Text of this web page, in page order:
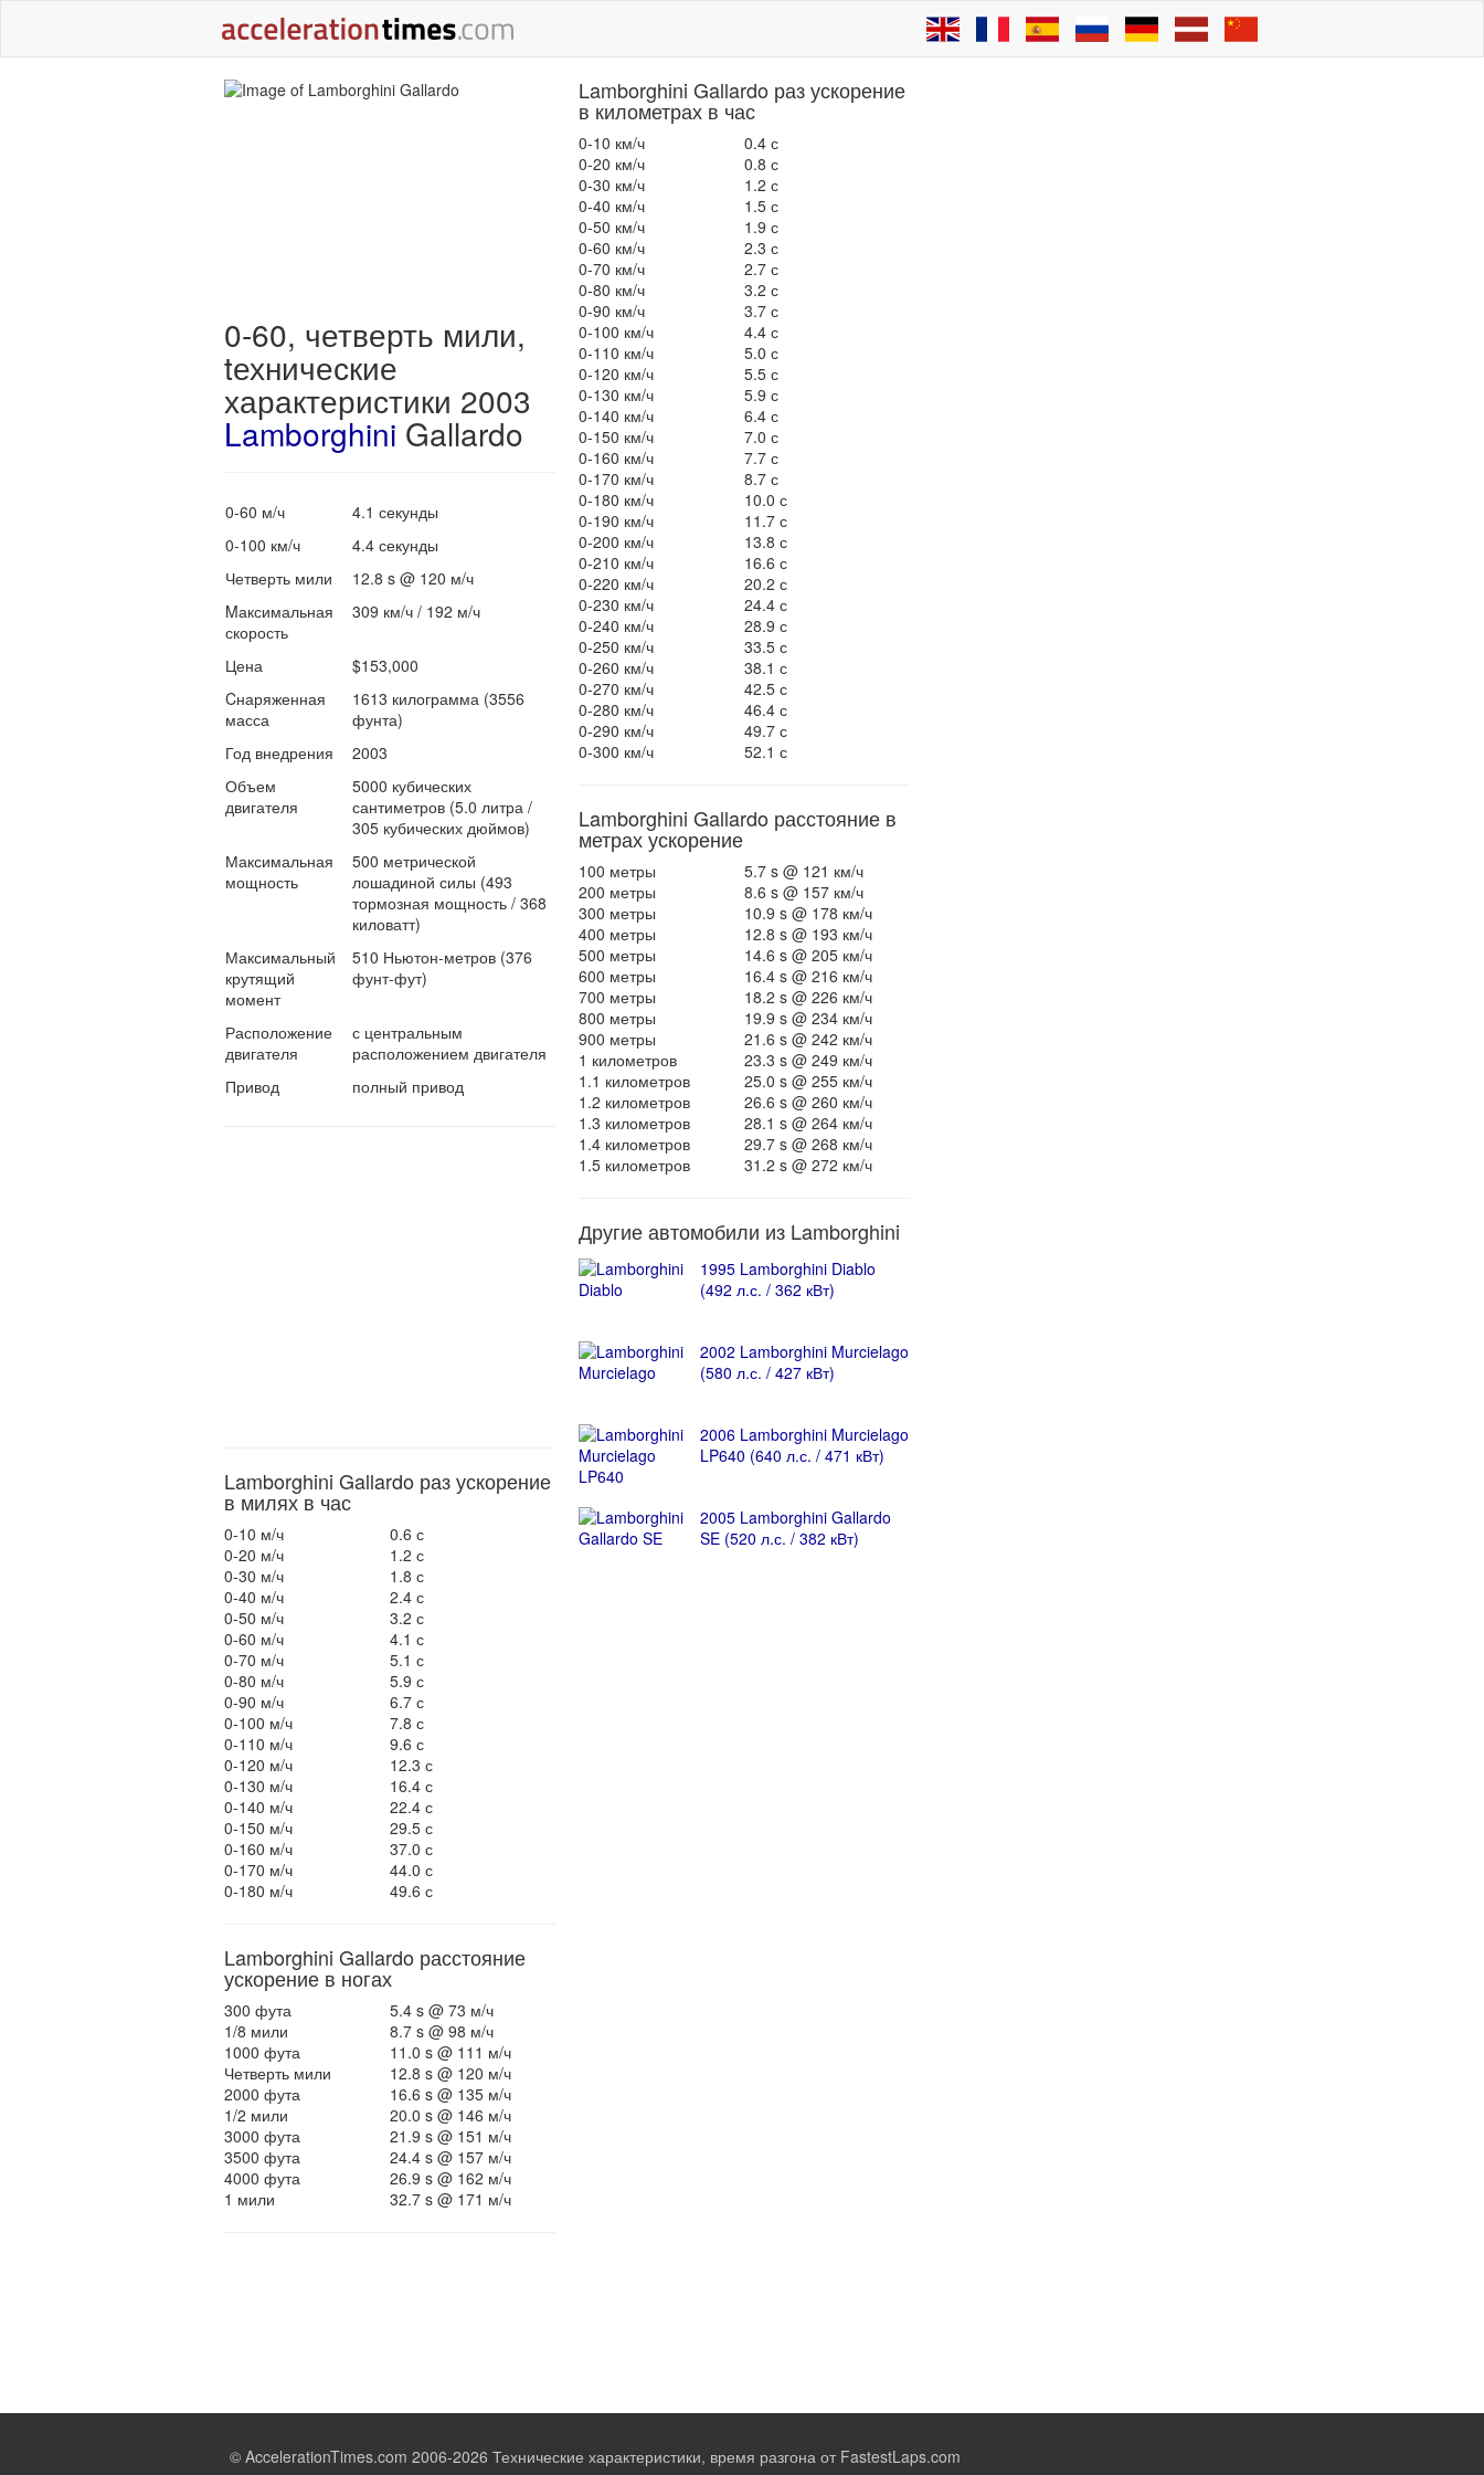
0-60, четверть мили,
tехнические
характеристики 2003
Lamborghini Gallardo
0-60 м/ч
4.1 секунды
0-100 км/ч
4.4 секунды
Четверть мили
12.8 s @ 120 м/ч
Mаксимальная
скорость
309 км/ч / 192 м/ч
Цена
$153,000
Cнаряженная
масса
1613 килограмма (3556
фунта)
Год внедрения
2003
Объем
двигателя
5000 кубических
сантиметров (5.0 литра /
305 кубических дюймов)
Максимальная
мощность
500 метрической
лошадиной силы (493
тормозная мощность / 368
киловатт)
Максимальный
крутящий
момент
510 Ньютон-метров (376
фунт-фут)
Расположение
двигателя
с центральным
расположением двигателя
Привод
полный привод
Lamborghini Gallardo раз ускорение
в милях в час
0-10 м/ч
0.6 с
0-20 м/ч
1.2 с
0-30 м/ч
1.8 с
0-40 м/ч
2.4 с
0-50 м/ч
3.2 с
0-60 м/ч
4.1 с
0-70 м/ч
5.1 с
0-80 м/ч
5.9 с
0-90 м/ч
6.7 с
0-100 м/ч
7.8 с
0-110 м/ч
9.6 с
0-120 м/ч
12.3 с
0-130 м/ч
16.4 с
0-140 м/ч
22.4 с
0-150 м/ч
29.5 с
0-160 м/ч
37.0 с
0-170 м/ч
44.0 с
0-180 м/ч
49.6 с
Lamborghini Gallardo расстояние
ускорение в ногах
300 фута
5.4 s @ 73 м/ч
1/8 мили
8.7 s @ 98 м/ч
1000 фута
11.0 s @ 111 м/ч
Четверть мили
12.8 s @ 120 м/ч
2000 фута
16.6 s @ 135 м/ч
1/2 мили
20.0 s @ 146 м/ч
3000 фута
21.9 s @ 151 м/ч
3500 фута
24.4 s @ 157 м/ч
4000 фута
26.9 s @ 162 м/ч
1 мили
32.7 s @ 171 м/ч
Lamborghini Gallardo раз ускорение
в километрах в час
0-10 км/ч
0.4 с
0-20 км/ч
0.8 с
0-30 км/ч
1.2 с
0-40 км/ч
1.5 с
0-50 км/ч
1.9 с
0-60 км/ч
2.3 с
0-70 км/ч
2.7 с
0-80 км/ч
3.2 с
0-90 км/ч
3.7 с
0-100 км/ч
4.4 с
0-110 км/ч
5.0 с
0-120 км/ч
5.5 с
0-130 км/ч
5.9 с
0-140 км/ч
6.4 с
0-150 км/ч
7.0 с
0-160 км/ч
7.7 с
0-170 км/ч
8.7 с
0-180 км/ч
10.0 с
0-190 км/ч
11.7 с
0-200 км/ч
13.8 с
0-210 км/ч
16.6 с
0-220 км/ч
20.2 с
0-230 км/ч
24.4 с
0-240 км/ч
28.9 с
0-250 км/ч
33.5 с
0-260 км/ч
38.1 с
0-270 км/ч
42.5 с
0-280 км/ч
46.4 с
0-290 км/ч
49.7 с
0-300 км/ч
52.1 с
Lamborghini Gallardo расстояние в
метрах ускорение
100 метры
5.7 s @ 121 км/ч
200 метры
8.6 s @ 157 км/ч
300 метры
10.9 s @ 178 км/ч
400 метры
12.8 s @ 193 км/ч
500 метры
14.6 s @ 205 км/ч
600 метры
16.4 s @ 216 км/ч
700 метры
18.2 s @ 226 км/ч
800 метры
19.9 s @ 234 км/ч
900 метры
21.6 s @ 242 км/ч
1 километров
23.3 s @ 249 км/ч
1.1 километров
25.0 s @ 255 км/ч
1.2 километров
26.6 s @ 260 км/ч
1.3 километров
28.1 s @ 264 км/ч
1.4 километров
29.7 s @ 268 км/ч
1.5 километров
31.2 s @ 272 км/ч
Другие автомобили из Lamborghini
1995 Lamborghini Diablo
(492 л.с. / 362 кВт)
2002 Lamborghini Murcielago
(580 л.с. / 427 кВт)
2006 Lamborghini Murcielago
LP640 (640 л.с. / 471 кВт)
2005 Lamborghini Gallardo
SE (520 л.с. / 382 кВт)
© AccelerationTimes.com 2006-2026 Технические характеристики, время разгона от FastestLaps.com